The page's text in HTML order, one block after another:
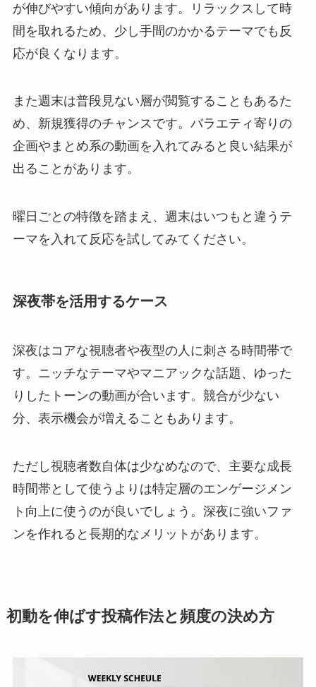
が伸びやすい傾向があります。リラックスして時
間を取れるため、少し手間のかかるテーマでも反
応が良くなります。
また週末は普段見ない層が閲覧することもあるた
め、新規獲得のチャンスです。バラエティ寄りの
企画やまとめ系の動画を入れてみると良い結果が
出ることがあります。
曜日ごとの特徴を踏まえ、週末はいつもと違うテ
ーマを入れて反応を試してみてください。
深夜帯を活用するケース
深夜はコアな視聴者や夜型の人に刺さる時間帯で
す。ニッチなテーマやマニアックな話題、ゆった
りしたトーンの動画が合います。競合が少ない
分、表示機会が増えることもあります。
ただし視聴者数自体は少なめなので、主要な成長
時間帯として使うよりは特定層のエンゲージメン
ト向上に使うのが良いでしょう。深夜に強いファ
ンを作れると長期的なメリットがあります。
初動を伸ばす投稿作法と頻度の決め方